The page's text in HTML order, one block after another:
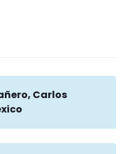
Carlos